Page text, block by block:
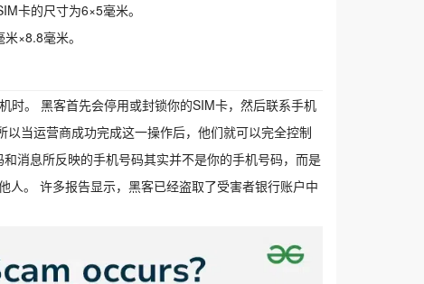
卡的尺寸为6×5毫米。
×8.8毫米。
时。 黑客首先会停用或封锁你的SIM卡，然后联系手机
当运营商成功完成这一操作后，他们就可以完全控制
消息所反映的手机号码其实并不是你的手机号码，而是
。 许多报告显示，黑客已经盗取了受害者银行账户中